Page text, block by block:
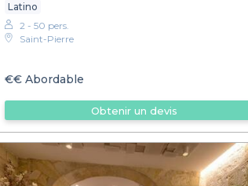
Latino
2 - 50 pers.
Saint-Pierre
€€Abordable
Obtenir un devis